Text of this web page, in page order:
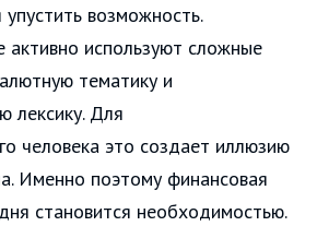
возможность.
используют сложные
тематику и
лексику. Для
человека это создает иллюзию
Именно поэтому финансовая
становится необходимостью.